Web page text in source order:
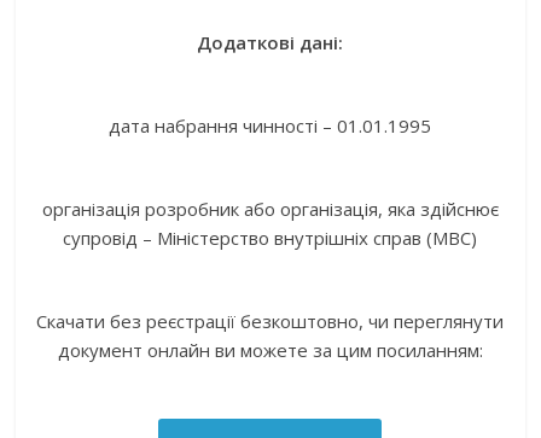
Додаткові дані:
дата набрання чинності – 01.01.1995
організація розробник або організація, яка здійснює
супровід – Міністерство внутрішніх справ (МВС)
Скачати без реєстрації безкоштовно, чи переглянути
документ онлайн ви можете за цим посиланням: